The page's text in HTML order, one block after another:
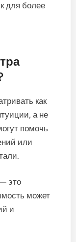
для более
как
а не
помочь
или
это
может
и